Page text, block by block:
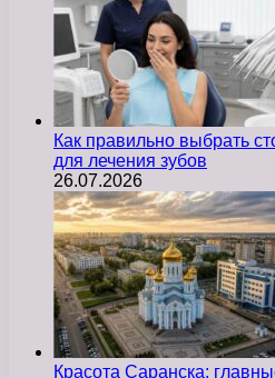
Как правильно выбрать
для лечения зубов
26.07.2026
Красота Саранска: